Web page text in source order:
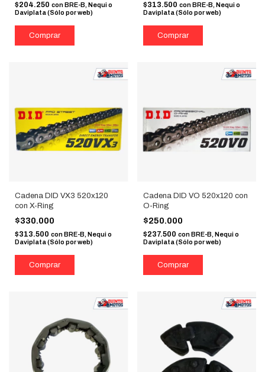
$204.250 con BRE-B, Nequi o
Daviplata (Sólo por web)
$313.500 con BRE-B, Nequi o
Daviplata (Sólo por web)
Cadena DID VX3 520x120
con X-Ring
$330.000
$313.500 conBRE-B, Nequi o
Daviplata (Sólo por web)
Cadena DID VO 520x120 con
O-Ring
$250.000
$237.500 con BRE-B, Nequi o
Daviplata (Sólo por web)